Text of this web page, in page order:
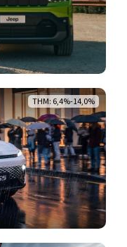
THM: 6,4%-14,0%